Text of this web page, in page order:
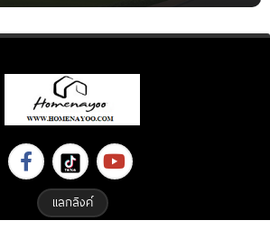
แลกลิงค์